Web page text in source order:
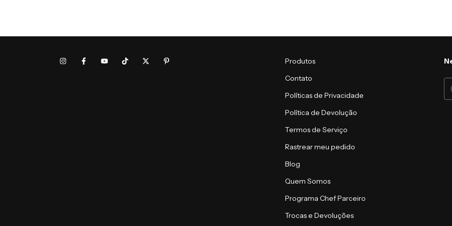
Produtos
Contato
Políticas de Privacidade
Política de Devolução
Termos de Serviço
Rastrear meu pedido
Blog
Quem Somos
Programa Chef Parceiro
Trocas e Devoluções